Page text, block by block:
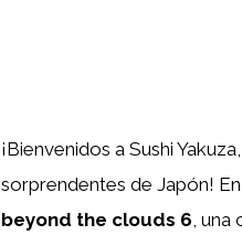
¡Bienvenidos a Sushi
sorprendentes de Japón!
beyond the clouds 6, una